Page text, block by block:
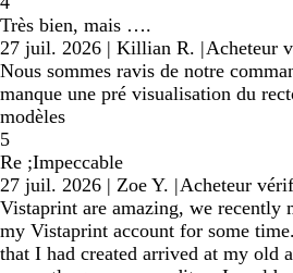
Très bien, mais ….
27 juil. 2026 | Killian R. |Acheteur
Nous sommes ravis de notre
manque une pré visualisation du
modèles
5
Re ;Impeccable
27 juil. 2026 | Zoe Y. |Acheteur
Vistaprint are amazing, we recently
my Vistaprint account for some
that I had created arrived at my old